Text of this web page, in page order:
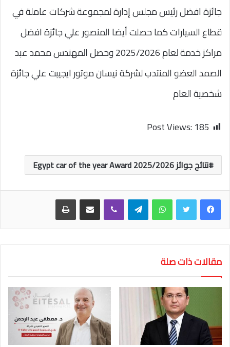
جائزة افضل رئيس مجلس إدارة لمجموعة شركات عاملة في
قطاع السيارات كما حصلت أيضا المنصور علي جائزة افضل
مراكز خدمة لعام 2025/2026 وحصل المهندس محمد عبد
الصمد العضو المنتدب لشركة نيسان موتور ايجيبت علي جائزة
شخصية العام
Post Views:185
نتائج جوائز Egypt car of the year Award 2025/2026
واتساب تيلقرام
مقالات ذات صلة